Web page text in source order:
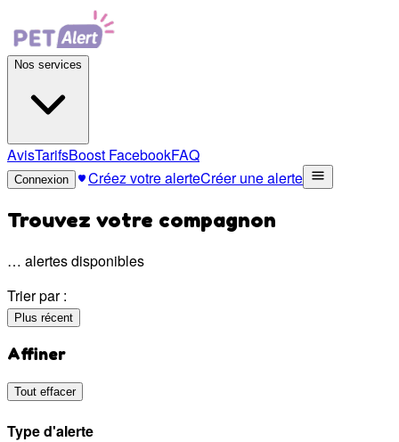
Nos services
AvisTarifsBoost FacebookFAQ
Connexion Créez votre alerteCréer une alerte
Trouvez votre compagnon
… alertes disponibles
Trier par :
Plus récent
Affiner
Tout effacer
Type d'alerte